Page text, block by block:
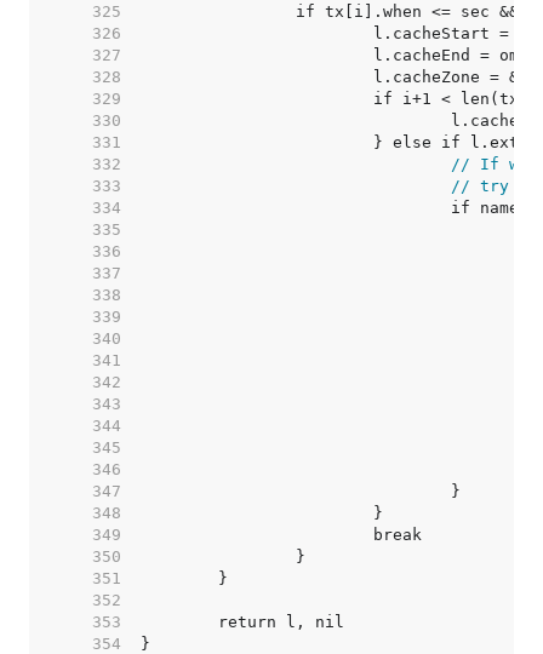
   325
   326
   327
   328
   329
   330
   331
   332
// If
   333
// try
   334
   335
   336
   337
   338
   339
   340
   341
   342
   343
   344
   345
   346
   347
   348
   349
   350
   351
   352
   353
   354